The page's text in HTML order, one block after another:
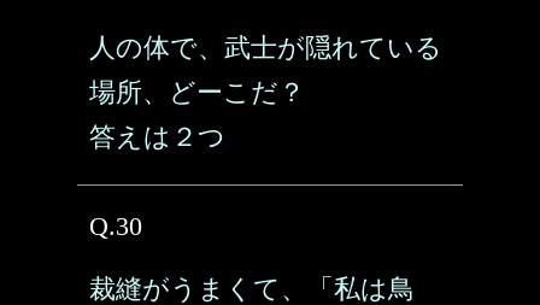
人の体で、武士が隠れている
場所、どーこだ？
答えは２つ
Q.30
裁縫がうまくて、「私は鳥